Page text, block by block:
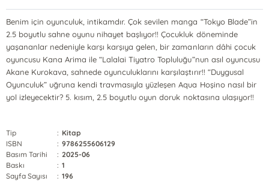
Benim için oyunculuk, intikamdır. Çok sevilen manga “Tokyo Blade”in
2.5 boyutlu sahne oyunu nihayet başlıyor!! Çocukluk döneminde
yaşananlar nedeniyle karşı karşıya gelen, bir zamanların dâhi çocuk
oyuncusu Kana Arima ile “Lalalai Tiyatro Topluluğu”nun asıl oyuncusu
Akane Kurokava, sahnede oyunculuklarını karşılaştırır!! “Duygusal
Oyunculuk” uğruna kendi travmasıyla yüzleşen Aqua Hoşino nasıl bir
yol izleyecektir? 5. kısım, 2.5 boyutlu oyun doruk noktasına ulaşıyor!!
Tip : Kitap
ISBN
: 9786255606129
Basım Tarihi
: 2025-06
Baskı
: 1
Sayfa Sayısı
: 196